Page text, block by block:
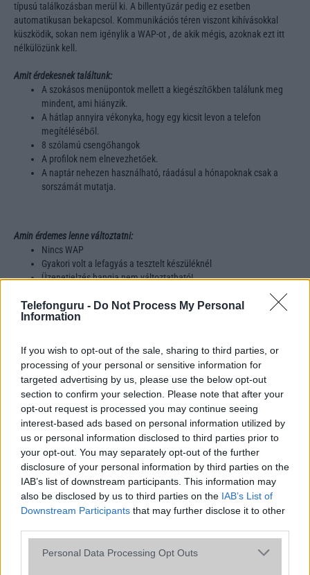
Telefonguru - Do Not Process My Personal
Information
If you wish to opt-out of the sale, sharing to third parties, or
processing of your personal or sensitive information for
targeted advertising by us, please use the below opt-out
section to confirm your selection. Please note that after your
opt-out request is processed you may continue seeing
interest-based ads based on personal information utilized by
us or personal information disclosed to third parties prior to
your opt-out. You may separately opt-out of the further
disclosure of your personal information by third parties on the
IAB’s list of downstream participants. This information may
also be disclosed by us to third parties on the IAB’s List of
Downstream Participants that may further disclose it to other
Please note that this website/app uses one or more Google
Personal Data Processing Opt Outs
típusú találkozásban merül ki. A billentyűzár pedig ez esetben
automatikusan bekapcsol. Kommunikációs téren viszont kihívásokkal
küszködik, sokan nem igénylik a WAP-ot , de akik mégis, azoknak ezt itt
nélkülözünk kell.
Amit érdekesnek találtunk:
A szokásos menüpontok mellett a kiegészítőkben találunk meg
mindent, ami hiányzik.
A hátlap annyira vékonyka, hogy egy kicsit levon a telefon
megítéléséből.
8 szólamú csengőhangok
A profilok nem elnevezhetőek.
A naptár nehezen használható, ráadásul a hónapoknak csak a
sorszámát mutatja.
Amin érdemes lenne változtatni:
Nincs WAP
Gyakori volt a lefagyás a tesztelt készüléknél
Üzenetjelzés hangja nem változtatható!
3 soros kijelző
Gyenge „korszerűtlen” világítási szín
Ami nagyon tetszett:
4 szerkeszthető csengődallam!
100 belső memória hely
Többszólamú csengőhangok
Kis súly
Világóra
SMS elküldése naptárból
Nyakba akasztható
3 játék
Valuta átváltó, számológép
Alacsony árfekvés
Vélemény: